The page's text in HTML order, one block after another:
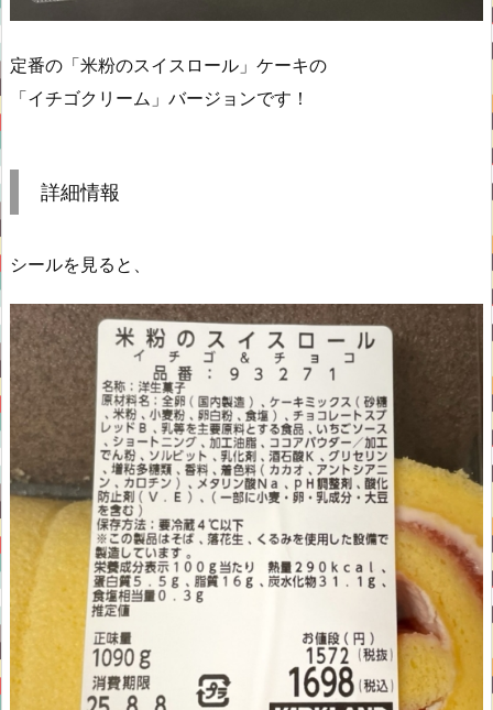
定番の「米粉のスイスロール」ケーキの
「イチゴクリーム」バージョンです！
詳細情報
シールを見ると、